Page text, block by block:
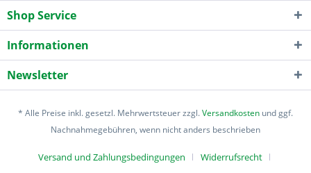
Shop Service
Informationen
Newsletter
* Alle Preise inkl. gesetzl. Mehrwertsteuer zzgl.Versandkosten und ggf.
Nachnahmegebühren, wenn nicht anders beschrieben
Versand und Zahlungsbedingungen Widerrufsrecht